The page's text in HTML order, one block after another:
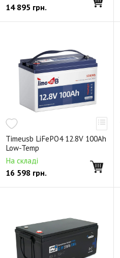
14 895 грн.
Timeusb LiFePO4 12.8V 100Ah
Low-Temp
На складі
16 598 грн.